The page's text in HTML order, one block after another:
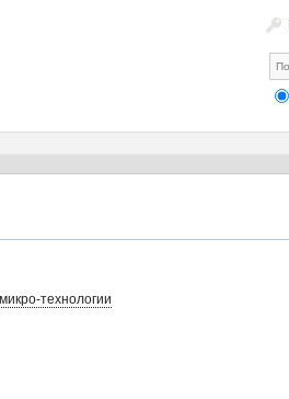
технологии